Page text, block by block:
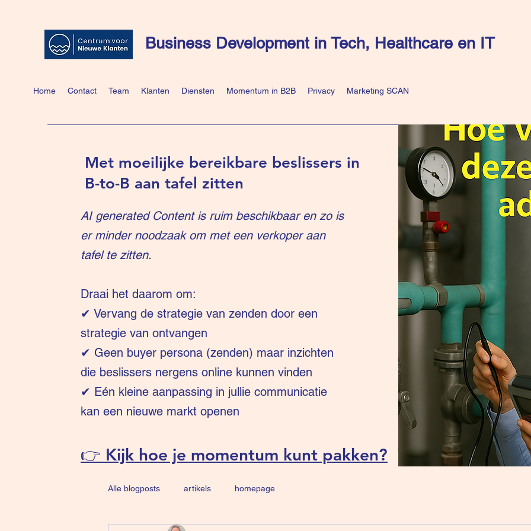
Business Development in Tech, Healthcare en IT
Home Contact Team Klanten Diensten Momentum in B2B Privacy Marketing SCAN
Met moeilijke bereikbare beslissers in
B-to-B aan tafel zitten
AI generated Content is ruim beschikbaar en zo is
er minder noodzaak om met een verkoper aan
tafel te zitten.
Draai het daarom om:
✔ Vervang de strategie van zenden door een
strategie van ontvangen
✔ Geen buyer persona (zenden) maar inzichten
die beslissers nergens online kunnen vinden
✔ Eén kleine aanpassing in jullie communicatie
kan een nieuwe markt openen
👉 Kijk hoe je momentum kunt pakken?
Alle blogposts artikels homepage